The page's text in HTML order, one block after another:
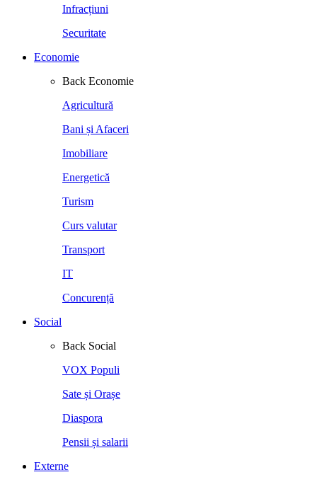
Infracțiuni
Securitate
Economie
Back Economie
Agricultură
Bani și Afaceri
Imobiliare
Energetică
Turism
Curs valutar
Transport
IT
Concurență
Social
Back Social
VOX Populi
Sate și Orașe
Diaspora
Pensii și salarii
Externe